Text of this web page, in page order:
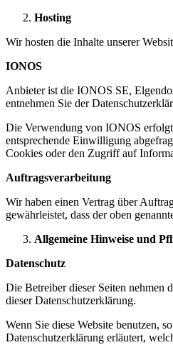
Hosting
Wir hosten die Inhalte unserer
IONOS
Anbieter ist die IONOS SE,
entnehmen Sie der
Die Verwendung von IONOS
entsprechende Einwilligung
Cookies oder den Zugriff auf
Auftragsverarbeitung
Wir haben einen Vertrag über
gewährleistet, dass der oben
Allgemeine Hinweise und
Datenschutz
Die Betreiber dieser Seiten nehmen
dieser Datenschutzerklärung.
Wenn Sie diese Website benutzen,
Datenschutzerklärung erläutert,